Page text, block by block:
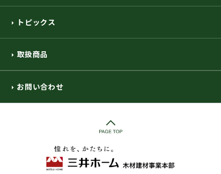
トピックス
取扱商品
お問い合わせ